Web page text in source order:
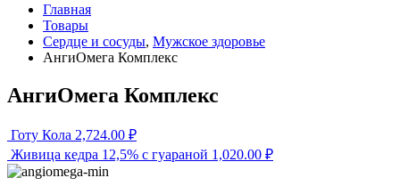
Главная
Товары
Сердце и сосуды, Мужское здоровье
АнгиОмега Комплекс
АнгиОмега Комплекс
Готу Кола 2,724.00 ₽
Живица кедра 12,5% с гуараной 1,020.00 ₽